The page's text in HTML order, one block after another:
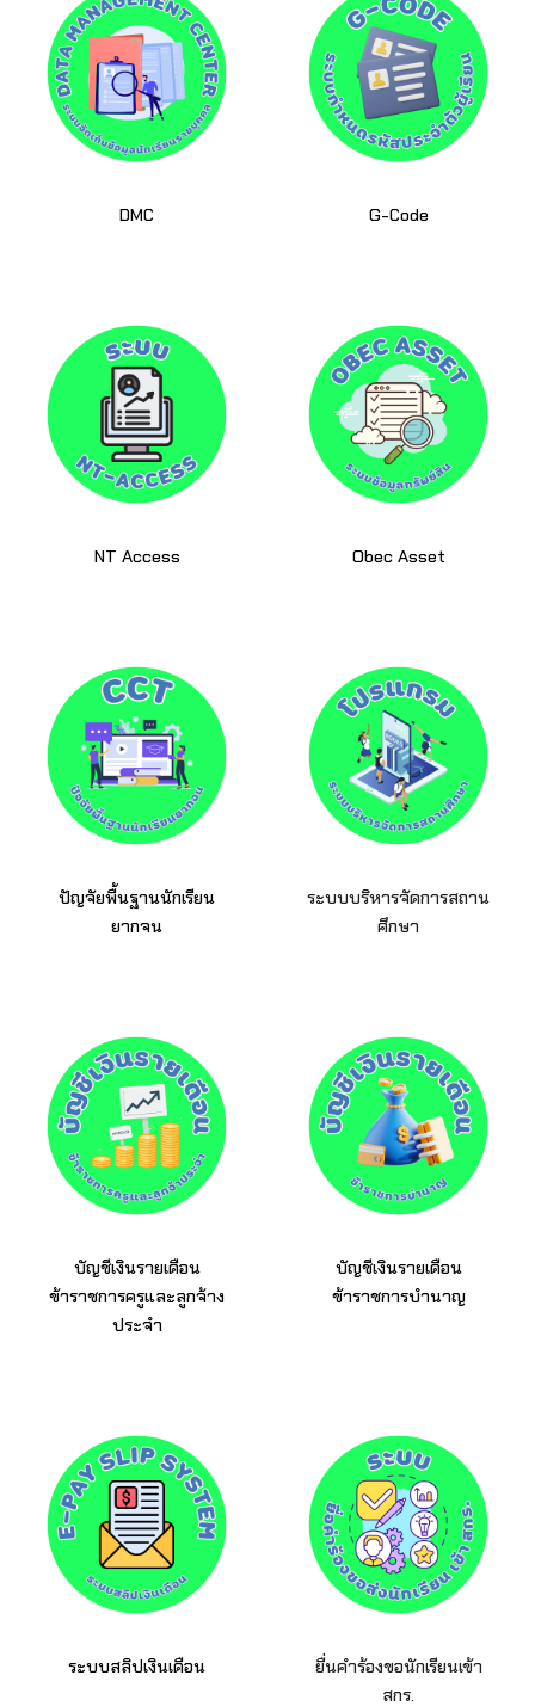
DMC G-Code
NT Access Obec Asset
ปัญจัยพื้นฐานนักเรียน
ยากจน
ระบบบริหารจัดการสถาน
ศึกษา
บัญชีเงินรายเดือน
ข้าราชการครูและลูกจ้าง
ประจำ
บัญชีเงินรายเดือน
ข้าราชการบำนาญ
ระบบสลิปเงินเดือน
ยื่นคำร้องขอนักเรียนเข้า
สกร.